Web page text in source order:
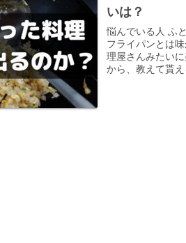
いは？
悩んでいる人 ふ
フライパンとは
理屋さんみたい
から、教えて貰